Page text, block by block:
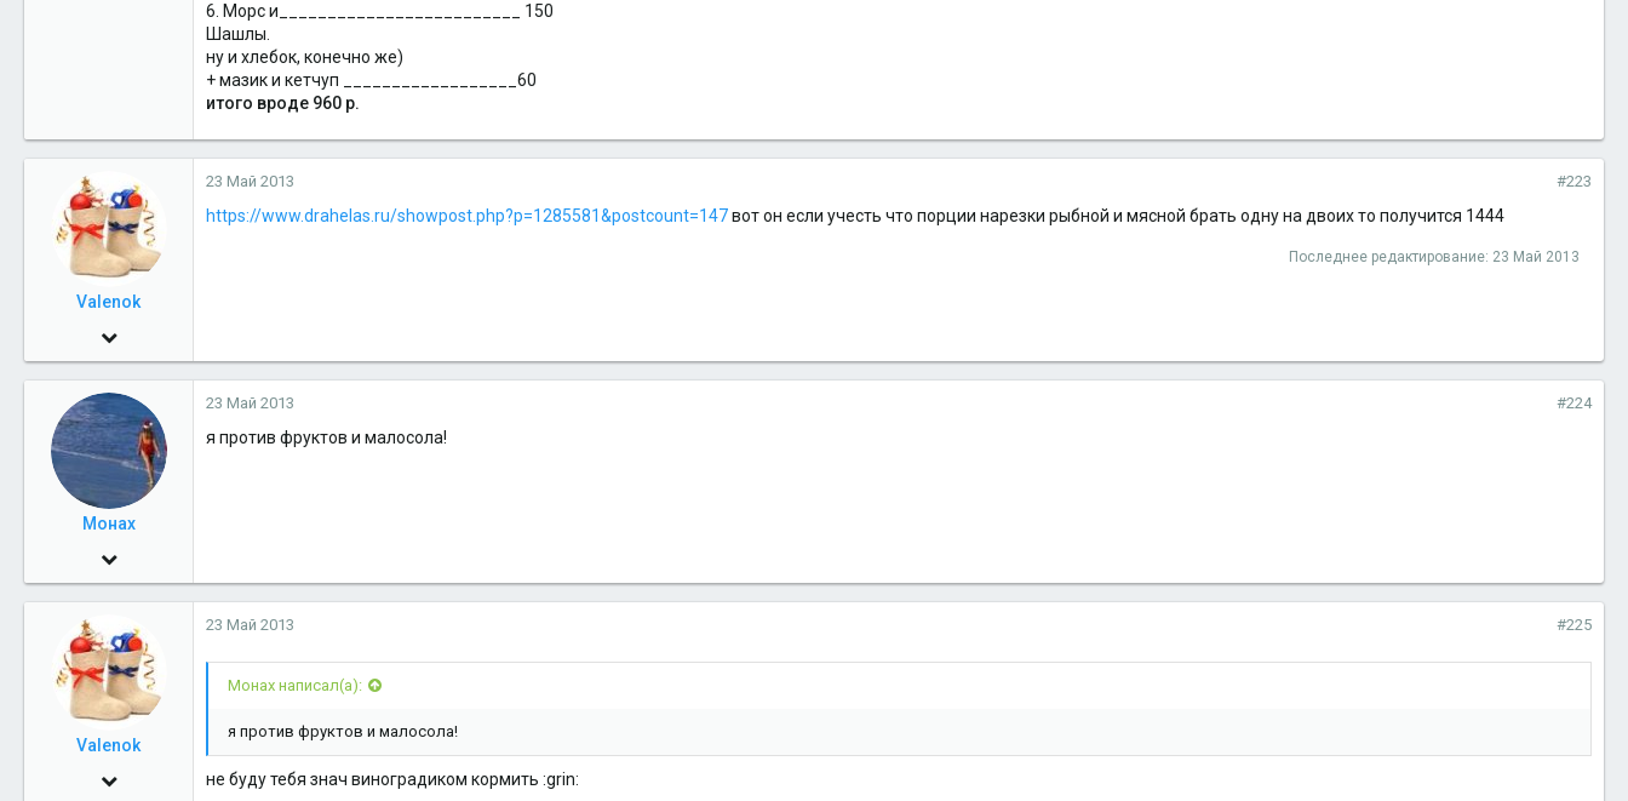
6. Морс и_________________________ 150
Шашлы.
ну и хлебок, конечно же)
+ мазик и кетчуп __________________60
итого вроде 960 р.
Valenok
10 Авг 2010
3,985
36
Салехард
23 Май 2013 #223
https://www.drahelas.ru/showpost.php?p=1285581&postcount=147вот он если учесть что порции нарезки рыбной и мясной брать одну на двоих то получится 1444
Последнее редактирование: 23 Май 2013
Монах
21 Фев 2011
4,710
ЕКБ - СХД
23 Май 2013 #224
я против фруктов и малосола!
Valenok
10 Авг 2010
23 Май 2013 #225
Монах написал(а):
я против фруктов и малосола!
не буду тебя знач виноградиком кормить :grin: